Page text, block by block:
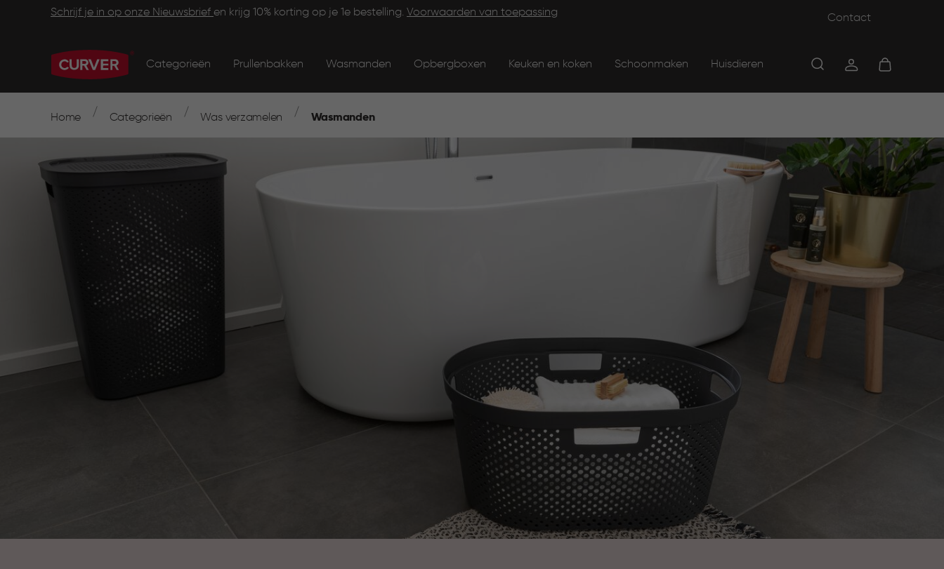
Schrijf je in op onze Nieuwsbrief en krijg 10% korting op je 1e bestelling. Voorwaarden van toepassing Contact
navigation
Categorieën Prullenbakken Wasmanden Opbergboxen Keuken en koken Schoonmaken Huisdieren
Main
Navigation
Home Categorieën Was verzamelen Wasmanden
Footer
Information